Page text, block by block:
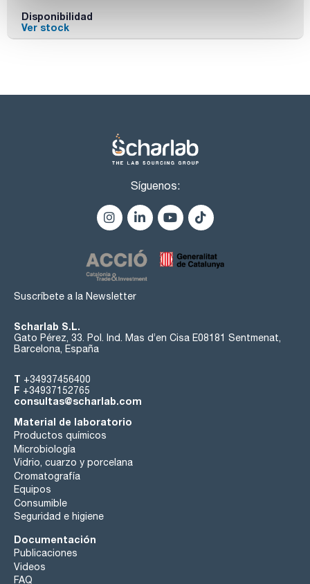
Disponibilidad
Ver stock
Síguenos:
Suscríbete a la Newsletter
Scharlab S.L.
Gato Pérez, 33. Pol. Ind. Mas d’en Cisa E08181 Sentmenat,
Barcelona, España
T +34937456400
F +34937152765
consultas@scharlab.com
Material de laboratorio
Productos químicos
Microbiología
Vidrio, cuarzo y porcelana
Cromatografía
Equipos
Consumible
Seguridad e higiene
Documentación
Publicaciones
Videos
FAQ